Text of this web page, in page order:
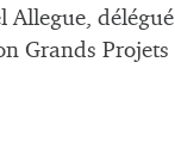
Allegue,
Grands